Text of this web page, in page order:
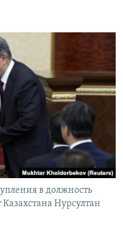
в должность
Нурсултан